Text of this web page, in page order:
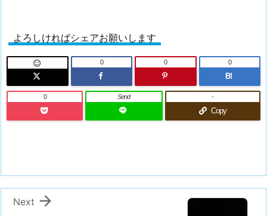
よろしければシェアお願いします
 0 0
B!
0
0 Send
Copy
-

Next